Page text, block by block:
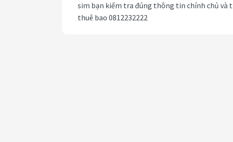
sim bạn kiểm tra đúng thông tin chính chủ và
thuê bao 0812232222